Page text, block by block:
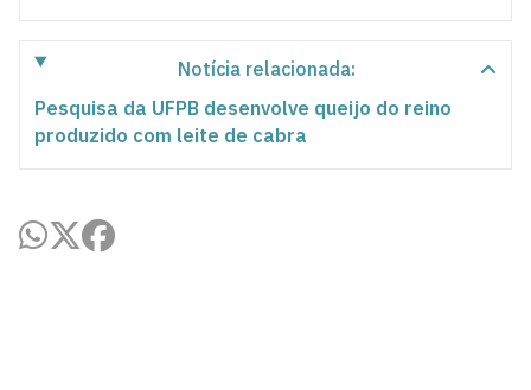
Notícia relacionada:
Pesquisa da UFPB desenvolve queijo do reino
produzido com leite de cabra